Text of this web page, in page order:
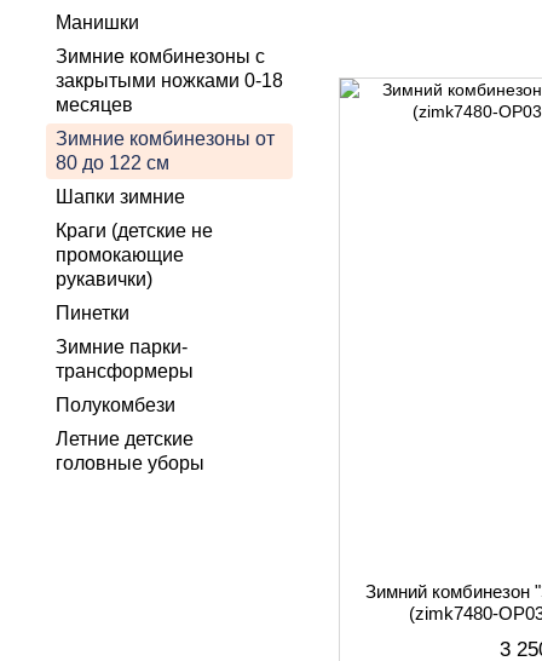
Зимний комбинезон
(zimk7480-
3
Манишки
Зимние комбинезоны с
закрытыми ножками 0-18
месяцев
Зимние комбинезоны от
80 до 122 см
Шапки зимние
Краги (детские не
промокающие
рукавички)
Пинетки
Зимние парки-
трансформеры
Полукомбези
Летние детские
головные уборы